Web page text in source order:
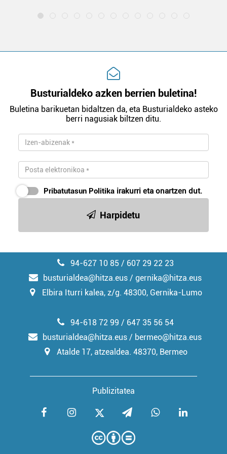
Busturialdeko azken berrien buletina!
Buletina barikuetan bidaltzen da, eta Busturialdeko asteko
berri nagusiak biltzen ditu.
Pribatutasun Politika irakurri eta onartzen dut.
Harpidetu
94-627 10 85 / 607 29 22 23
busturialdea@hitza.eus / gernika@hitza.eus
Elbira Iturri kalea, z/g. 48300, Gernika-Lumo
Publizitatea
94-618 72 99 / 647 35 56 54
busturialdea@hitza.eus / bermeo@hitza.eus
Atalde 17, atzealdea. 48370, Bermeo